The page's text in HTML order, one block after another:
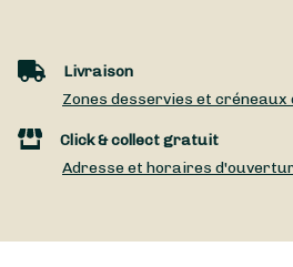
Livraison
Zones desservies et créneaux
Click & collect gratuit
Adresse et horaires